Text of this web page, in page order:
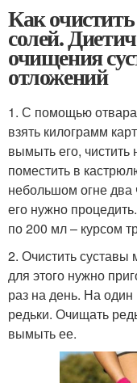
Как
солей.
очищения
отложений
1. С помощью
взять килограмм
вымыть его, чистить
поместить в
небольшом огне два
его нужно
по 200 мл – курсом
2. Очистить
для этого нужно
раз на день. На один
редьки. Очищать
вымыть ее.